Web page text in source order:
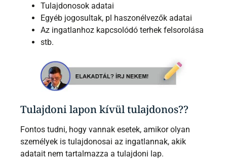
Tulajdonosok adatai
Egyéb jogosultak, pl haszonélvezők adatai
Az ingatlanhoz kapcsolódó terhek felsorolása
stb.
Tulajdoni lapon kívül tulajdonos??
Fontos tudni, hogy vannak esetek, amikor olyan
személyek is tulajdonosai az ingatlannak, akik
adatait nem tartalmazza a tulajdoni lap.